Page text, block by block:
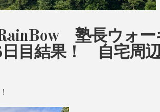
塾長ウォー
目結果！ 自宅周